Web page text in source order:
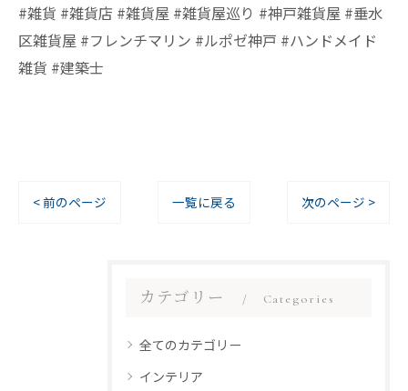
#雑貨 #雑貨店 #雑貨屋 #雑貨屋巡り #神戸雑貨屋 #垂水
区雑貨屋 #フレンチマリン #ルポゼ神戸 #ハンドメイド
雑貨 #建築士
< 前のページ 一覧に戻る 次のページ >
カテゴリー Categories
全てのカテゴリー
インテリア